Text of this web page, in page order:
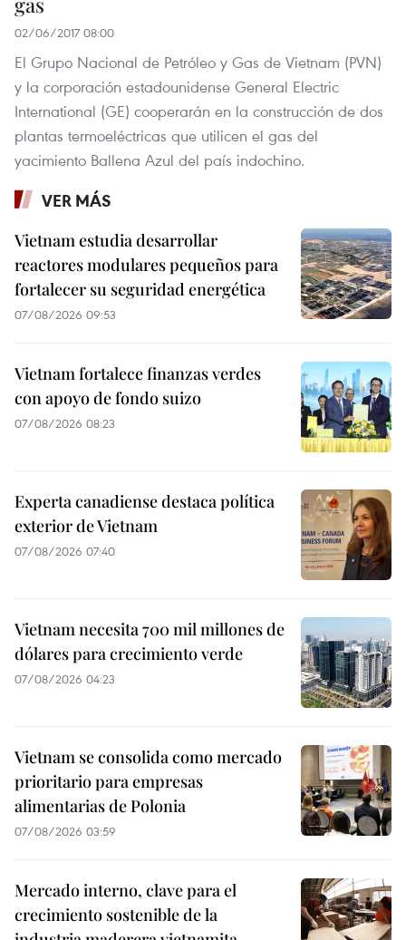
02/06/2017 08:00
El Grupo Nacional de Petróleo y Gas de Vietnam (PVN)
y la corporación estadounidense General Electric
International (GE) cooperarán en la construcción de dos
plantas termoeléctricas que utilicen el gas del
yacimiento Ballena Azul del país indochino.
VER MÁS
Vietnam estudia desarrollar
reactores modulares pequeños para
fortalecer su seguridad energética
07/08/2026 09:53
Vietnam fortalece finanzas verdes
con apoyo de fondo suizo
07/08/2026 08:23
Experta canadiense destaca política
exterior de Vietnam
07/08/2026 07:40
Vietnam necesita 700 mil millones de
dólares para crecimiento verde
07/08/2026 04:23
Vietnam se consolida como mercado
prioritario para empresas
alimentarias de Polonia
07/08/2026 03:59
Mercado interno, clave para el
crecimiento sostenible de la